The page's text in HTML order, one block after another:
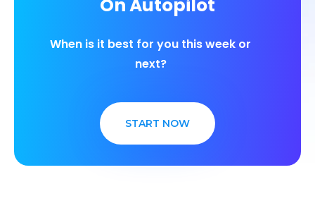
On Autopilot
When is it best for you this week or
next?
START NOW